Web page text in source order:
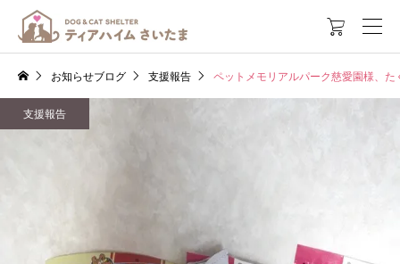

お知らせブログ 支援報告 ペットメモリアルパーク慈愛園様、
支援報告